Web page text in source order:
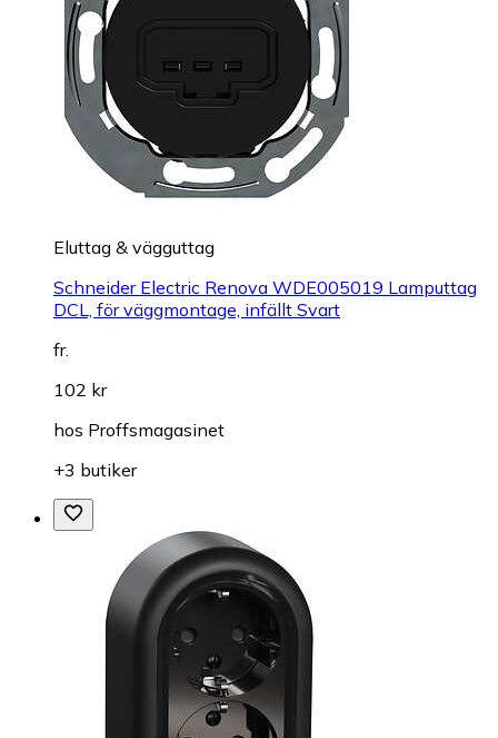
Eluttag & vägguttag
Schneider Electric Renova WDE005019 Lamputtag
DCL, för väggmontage, infällt Svart
fr.
102 kr
hos Proffsmagasinet
+3 butiker